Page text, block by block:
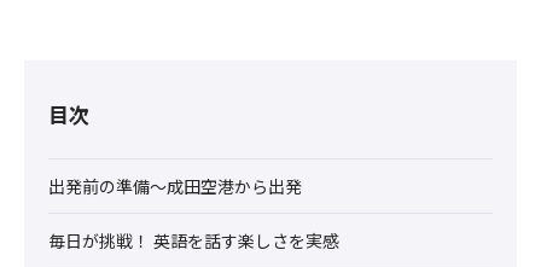
目次
出発前の準備〜成田空港から出発
毎日が挑戦！ 英語を話す楽しさを実感